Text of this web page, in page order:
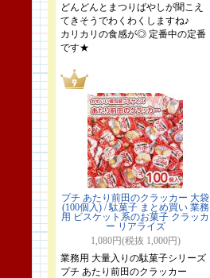
どんどんとまつりばやしが聞こえ
てきそうでわくわくしますね♪
カリカリの食感が◎ 定番中の定番
です★
プチ あたり前田のクラッカー 大袋
(100個入) / 駄菓子 まとめ買い 業務
用 ビスケット系のお菓子 クラッカ
ー リアライズ
1,080円(税抜 1,000円)
業務用 大量入りの駄菓子シリーズ
プチ あたり前田のクラッカー